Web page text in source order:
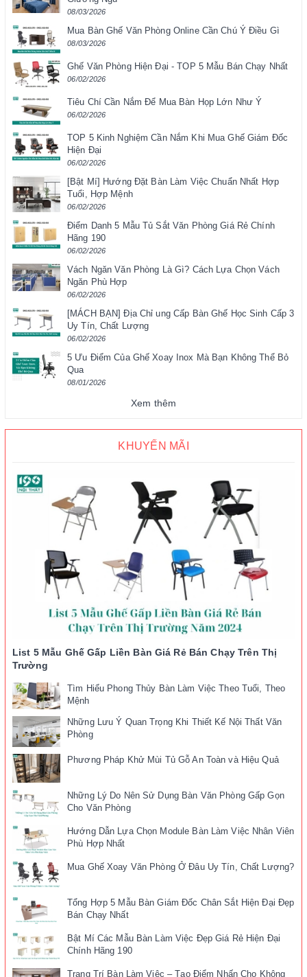
08/03/2026
Mua Bàn Ghế Văn Phòng Online Cần Chú Ý Điều Gì
08/03/2026
Ghế Văn Phòng Hiện Đại - TOP 5 Mẫu Bán Chạy Nhất
06/02/2026
Tiêu Chí Cần Nắm Để Mua Bàn Họp Lớn Như Ý
06/02/2026
TOP 5 Kinh Nghiệm Cần Nắm Khi Mua Ghế Giám Đốc
Hiện Đại
06/02/2026
[Bật Mí] Hướng Đặt Bàn Làm Việc Chuẩn Nhất Hợp
Tuổi, Hợp Mệnh
06/02/2026
Điểm Danh 5 Mẫu Tủ Sắt Văn Phòng Giá Rẻ Chính
Hãng 190
06/02/2026
Vách Ngăn Văn Phòng Là Gì? Cách Lựa Chọn Vách
Ngăn Phù Hợp
06/02/2026
[MÁCH BẠN] Địa Chỉ ung Cấp Bàn Ghế Học Sinh Cấp 3
Uy Tín, Chất Lượng
06/02/2026
5 Ưu Điểm Của Ghế Xoay Inox Mà Bạn Không Thể Bỏ
Qua
08/01/2026
Xem thêm
KHUYẾN MÃI
List 5 Mẫu Ghế Gấp Liền Bàn Giá Rẻ Bán Chạy Trên Thị
Trường
Tìm Hiểu Phong Thủy Bàn Làm Việc Theo Tuổi, Theo
Mệnh
Những Lưu Ý Quan Trọng Khi Thiết Kế Nội Thất Văn
Phòng
Phương Pháp Khử Mùi Tủ Gỗ An Toàn và Hiệu Quả
Những Lý Do Nên Sử Dụng Bàn Văn Phòng Gấp Gọn
Cho Văn Phòng
Hướng Dẫn Lựa Chọn Module Bàn Làm Việc Nhân Viên
Phù Hợp Nhất
Mua Ghế Xoay Văn Phòng Ở Đâu Uy Tín, Chất Lượng?
Tổng Hợp 5 Mẫu Bàn Giám Đốc Chân Sắt Hiện Đại Đẹp
Bán Chạy Nhất
Bật Mí Các Mẫu Bàn Làm Việc Đẹp Giá Rẻ Hiện Đại
Chính Hãng 190
Trang Trí Bàn Làm Việc – Tạo Điểm Nhấn Cho Không